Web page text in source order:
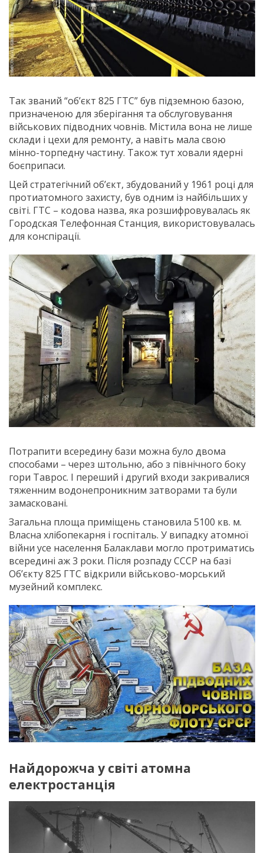
Так званий “об’єкт 825 ГТС” був підземною базою,
призначеною для зберігання та обслуговування
військових підводних човнів. Містила вона не лише
склади і цехи для ремонту, а навіть мала свою
мінно-торпедну частину. Також тут ховали ядерні
боєприпаси.
Цей стратегічний об’єкт, збудований у 1961 році для
протиатомного захисту, був одним із найбільших у
світі. ГТС – кодова назва, яка розшифровувалась як
Городская Телефонная Станция, використовувалась
для конспірації.
Потрапити всередину бази можна було двома
способами – через штольню, або з північного боку
гори Таврос. І переший і другий входи закривалися
тяженним водонепроникним затворами та були
замасковані.
Загальна площа приміщень становила 5100 кв. м.
Власна хлібопекарня і госпіталь. У випадку атомної
війни усе населення Балаклави могло протриматись
всередині аж 3 роки. Після розпаду СССР на базі
Об’єкту 825 ГТС відкрили військово-морський
музейний комплекс.
Найдорожча у світі атомна
електростанція